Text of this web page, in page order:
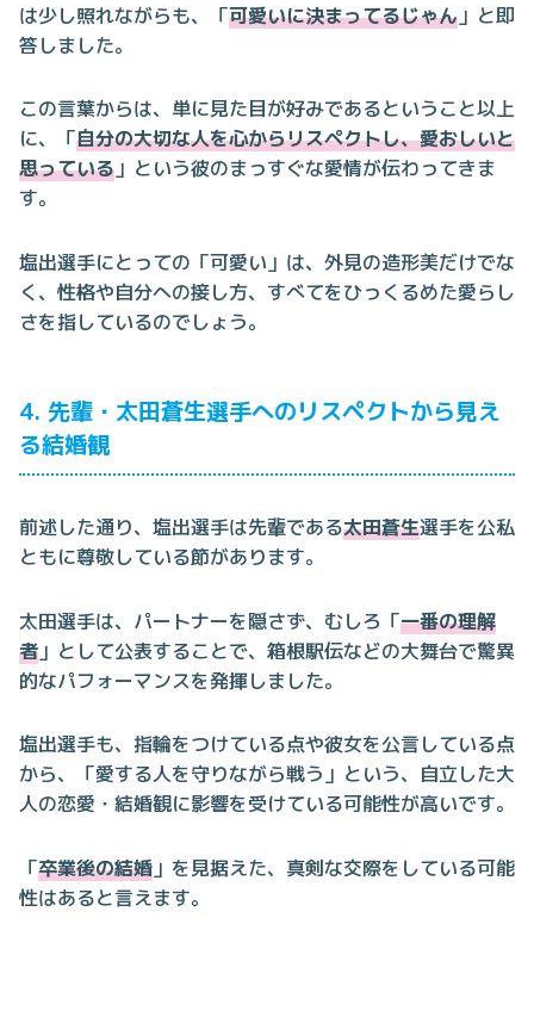
は少し照れながらも、「可愛いに決まってるじゃん 」と即
答しました。
この言葉からは、単に見た目が好みであるということ以上
に、「自分の大切な人を心からリスペクトし、愛おしいと
思っている 」という彼のまっすぐな愛情が伝わってきま
す。
塩出選手にとっての「可愛い」は、外見の造形美だけでな
く、性格や自分への接し方、すべてをひっくるめた愛らし
さを指しているのでしょう。
4. 先輩・太田蒼生選手へのリスペクトから見え
る結婚観
前述した通り、塩出選手は先輩である太田蒼生選手を公私
ともに尊敬している節があります。
太田選手は、パートナーを隠さず、むしろ「一番の理解
者 」として公表することで、箱根駅伝などの大舞台で驚異
的なパフォーマンスを発揮しました。
塩出選手も、指輪をつけている点や彼女を公言している点
から、「愛する人を守りながら戦う」という、自立した大
人の恋愛・結婚観に影響を受けている可能性が高いです。
「卒業後の結婚 」を見据えた、真剣な交際をしている可能
性はあると言えます。